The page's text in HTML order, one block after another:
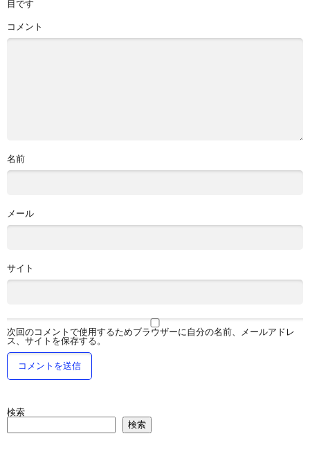
目です
コメント
名前
メール
サイト
次回のコメントで使用するためブラウザーに自分の名前、メールアドレ
ス、サイトを保存する。
検索
検索